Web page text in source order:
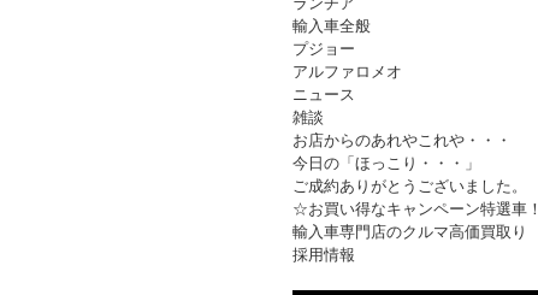
輸入車全般
プジョー
アルファロメオ
ニュース
雑談
お店からのあれやこれや・・・
今日の「ほっこり・・・」
ご成約ありがとうございました。
☆お買い得なキャンペーン特選車！
輸入車専門店のクルマ高価買取り
採用情報